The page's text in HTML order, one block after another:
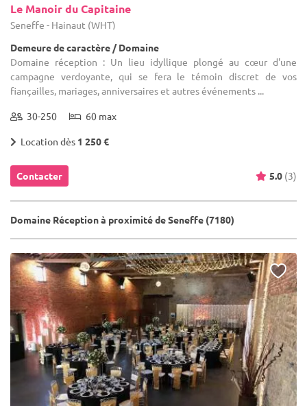
Le Manoir du Capitaine
Seneffe - Hainaut (WHT)
Demeure de caractère / Domaine
Domaine réception : Un lieu idyllique plongé au cœur d'une
campagne verdoyante, qui se fera le témoin discret de vos
fiançailles, mariages, anniversaires et autres événements ...
30-250 60 max
Location dès 1 250 €
Contacter 5.0 (3)
Domaine Réception à proximité de Seneffe (7180)